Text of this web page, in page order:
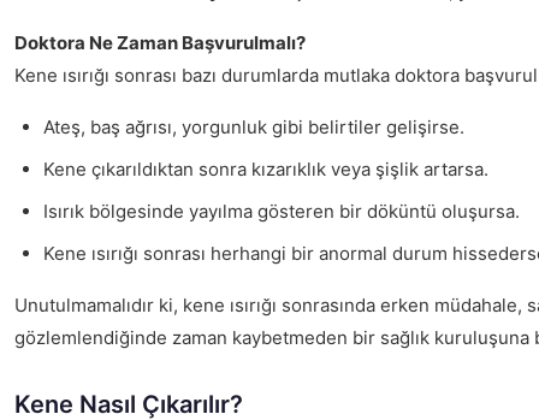
Doktora Ne Zaman Başvurulmalı?
Kene ısırığı sonrası bazı durumlarda mutlaka doktora
Ateş, baş ağrısı, yorgunluk gibi belirtiler gelişirse.
Kene çıkarıldıktan sonra kızarıklık veya şişlik artarsa.
Isırık bölgesinde yayılma gösteren bir döküntü oluşursa.
Kene ısırığı sonrası herhangi bir anormal durum
Unutulmamalıdır ki, kene ısırığı sonrasında erken
gözlemlendiğinde zaman kaybetmeden bir sağlık kuruluşuna
Kene Nasıl Çıkarılır?